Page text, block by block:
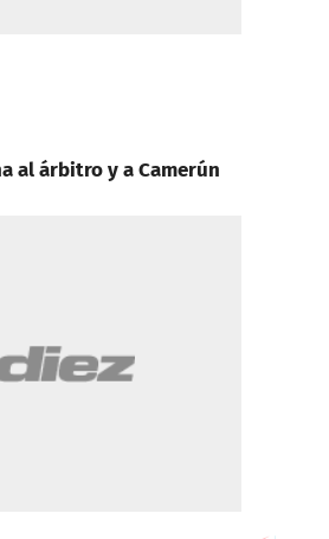
al árbitro y a Camerún